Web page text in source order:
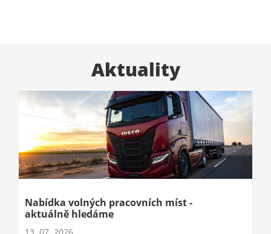
Aktuality
Nabídka volných pracovních míst -
aktuálně hledáme